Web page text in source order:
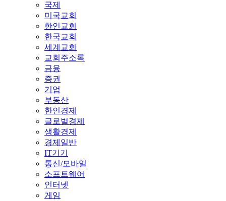
국제
미국교회
한인교회
한국교회
세계교회
교회주소록
금융
증권
기업
부동산
한인경제
글로벌경제
생활경제
경제일반
IT기기
통신/모바일
소프트웨어
인터넷
게임